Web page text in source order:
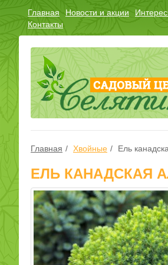
Главная Новости и акции
Контакты
Главная Хвойные Ель
ЕЛЬ КАНАДСКАЯ